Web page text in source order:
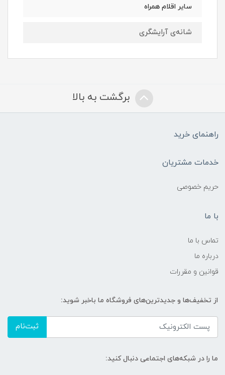
سایر اقلام همراه
شانه‌ی آرایشگری
برگشت به بالا
راهنمای خرید
خدمات مشتریان
حریم خصوصی
با ما
تماس با ما
درباره ما
قوانین و مقررات
از تخفیف‌ها و جدیدترین‌های فروشگاه ما باخبر شوید:
ثبت‌نام
ما را در شبکه‌های اجتماعی دنبال کنید: